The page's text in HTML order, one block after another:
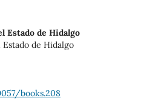
Estado de Hidalgo
de Hidalgo
books.208